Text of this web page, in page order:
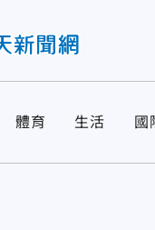
體育 生活 國